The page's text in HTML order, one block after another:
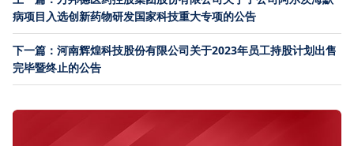
病项目入选创新药物研发国家科技重大专项的公告
下一篇：河南辉煌科技股份有限公司关于2023年员工持股计划出售
完毕暨终止的公告